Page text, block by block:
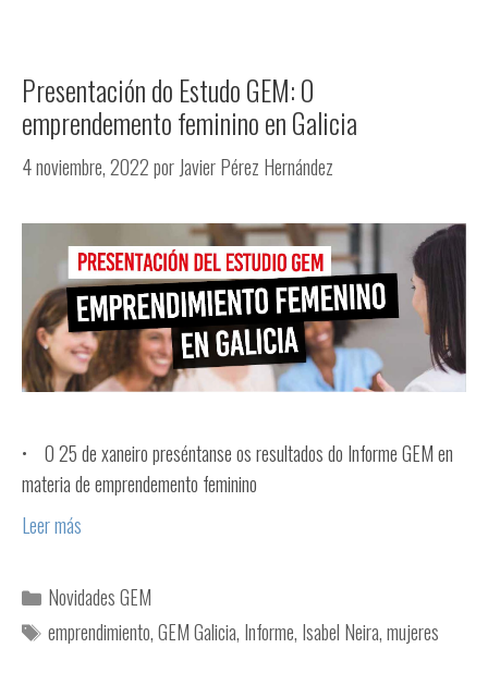
Presentación do Estudo GEM: O
emprendemento feminino en Galicia
4 noviembre, 2022por Javier Pérez Hernández
• O 25 de xaneiro preséntanse os resultados do Informe GEM en
materia de emprendemento feminino
Leer más
Novidades GEM
emprendimiento,GEM Galicia, Informe, Isabel Neira,mujeres